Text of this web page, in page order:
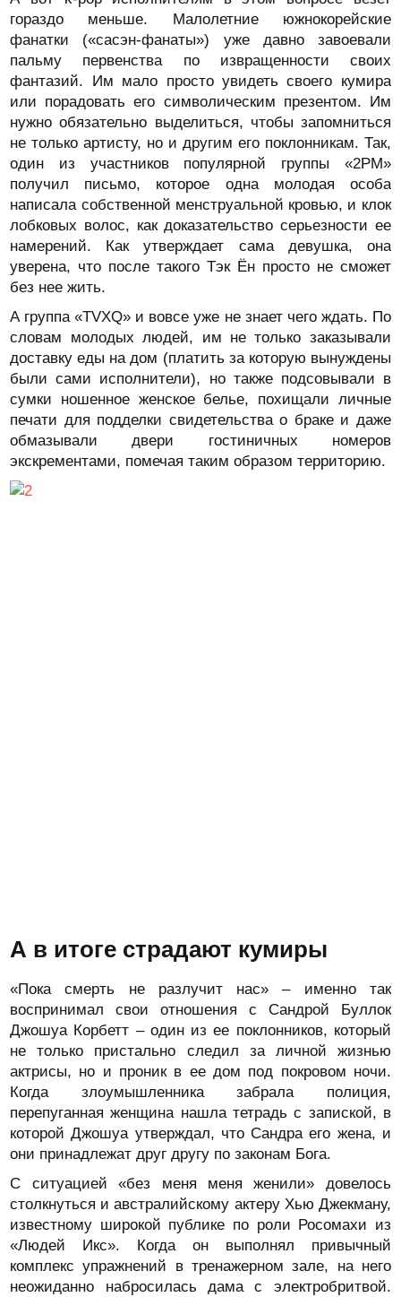
гораздо меньше. Малолетние южнокорейские
фанатки («сасэн-фанаты») уже давно завоевали
пальму первенства по извращенности своих
фантазий. Им мало просто увидеть своего кумира
или порадовать его символическим презентом. Им
нужно обязательно выделиться, чтобы запомниться
не только артисту, но и другим его поклонникам. Так,
один из участников популярной группы «2PM»
получил письмо, которое одна молодая особа
написала собственной менструальной кровью, и клок
лобковых волос, как доказательство серьезности ее
намерений. Как утверждает сама девушка, она
уверена, что после такого Тэк Ён просто не сможет
без нее жить.
А группа «TVXQ» и вовсе уже не знает чего ждать. По
словам молодых людей, им не только заказывали
доставку еды на дом (платить за которую вынуждены
были сами исполнители), но также подсовывали в
сумки ношенное женское белье, похищали личные
печати для подделки свидетельства о браке и даже
обмазывали двери гостиничных номеров
экскрементами, помечая таким образом территорию.
А в итоге страдают кумиры
«Пока смерть не разлучит нас» – именно так
воспринимал свои отношения с Сандрой Буллок
Джошуа Корбетт – один из ее поклонников, который
не только пристально следил за личной жизнью
актрисы, но и проник в ее дом под покровом ночи.
Когда злоумышленника забрала полиция,
перепуганная женщина нашла тетрадь с запиской, в
которой Джошуа утверждал, что Сандра его жена, и
они принадлежат друг другу по законам Бога.
С ситуацией «без меня меня женили» довелось
столкнуться и австралийскому актеру Хью Джекману,
известному широкой публике по роли Росомахи из
«Людей Икс». Когда он выполнял привычный
комплекс упражнений в тренажерном зале, на него
неожиданно набросилась дама с электробритвой.